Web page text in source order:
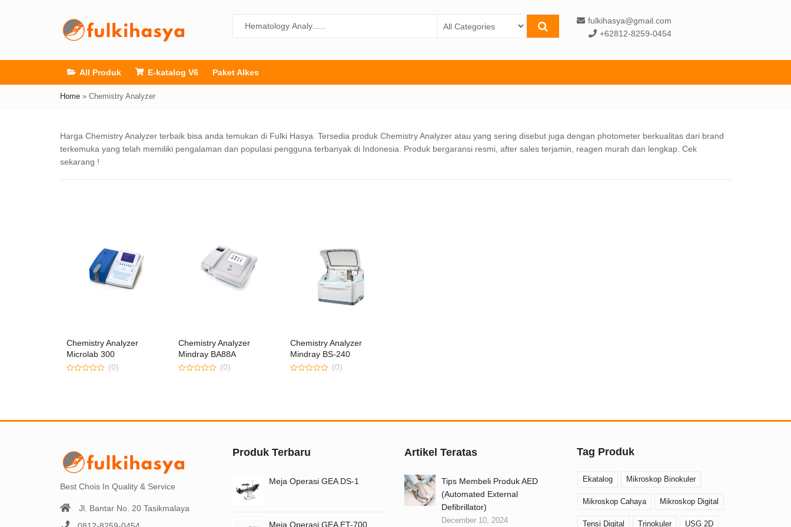
fulkihasya@gmail.com
+62812-8259-0454
All Produk E-katalog V6 Paket Alkes
Home » Chemistry Analyzer
Harga Chemistry Analyzer terbaik bisa anda temukan di Fulki Hasya. Tersedia produk Chemistry Analyzer atau yang sering disebut juga dengan photometer berkualitas dari brand
terkemuka yang telah memiliki pengalaman dan populasi pengguna terbanyak di Indonesia. Produk bergaransi resmi, after sales terjamin, reagen murah dan lengkap. Cek
sekarang !
Chemistry Analyzer
Microlab 300
(0)
Chemistry Analyzer
Mindray BA88A
(0)
Chemistry Analyzer
Mindray BS-240
(0)
Best Chois In Quality & Service
Jl. Bantar No. 20 Tasikmalaya
Produk Terbaru
Meja Operasi GEA DS-1
Meja Operasi GEA ET-700
Artikel Teratas
Tips Membeli Produk AED
(Automated External
Defibrillator)
December 10, 2024
Tag Produk
Ekatalog Mikroskop Binokuler
Mikroskop Cahaya Mikroskop Digital
Tensi Digital Trinokuler USG 2D